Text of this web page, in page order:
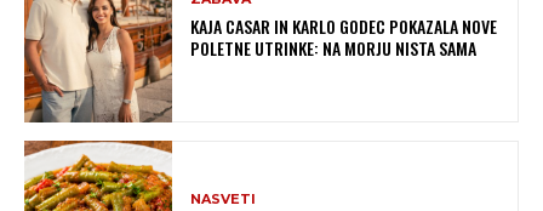
KAJA CASAR IN KARLO GODEC POKAZALA NOVE
POLETNE UTRINKE: NA MORJU NISTA SAMA
NASVETI